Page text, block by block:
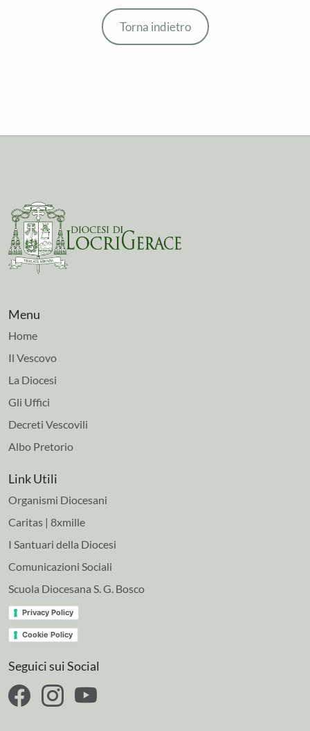
Torna indietro
Menu
Home
Il Vescovo
La Diocesi
Gli Uffici
Decreti Vescovili
Albo Pretorio
Link Utili
Organismi Diocesani
Caritas | 8xmille
I Santuari della Diocesi
Comunicazioni Sociali
Scuola Diocesana S. G. Bosco
Privacy Policy
Cookie Policy
Seguici sui Social